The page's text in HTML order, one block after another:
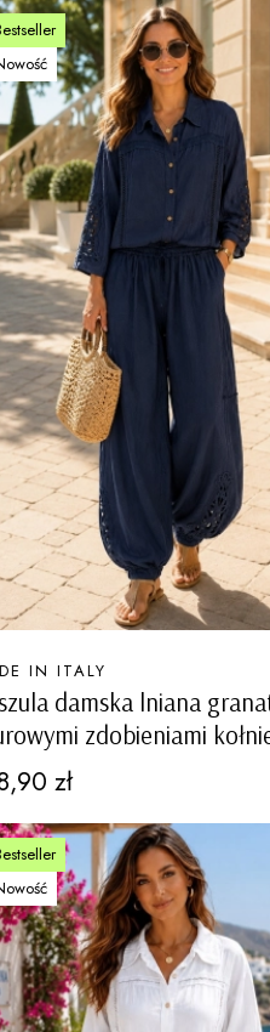
damska lniana
zdobieniami
ściągacz na dole
IN ITALY
zł